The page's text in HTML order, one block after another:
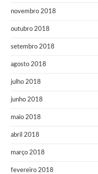
novembro 2018
outubro 2018
setembro 2018
agosto 2018
julho 2018
junho 2018
maio 2018
abril 2018
março 2018
fevereiro 2018